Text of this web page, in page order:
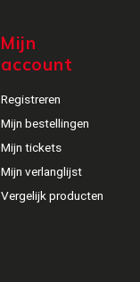
Mijn
account
Registreren
Mijn bestellingen
Mijn tickets
Mijn verlanglijst
Vergelijk producten